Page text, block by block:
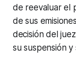
de reevaluar el
de sus
decisión del
su suspensión y